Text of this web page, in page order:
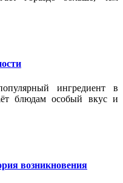
ингредиент в
блюдам особый вкус и
возникновения